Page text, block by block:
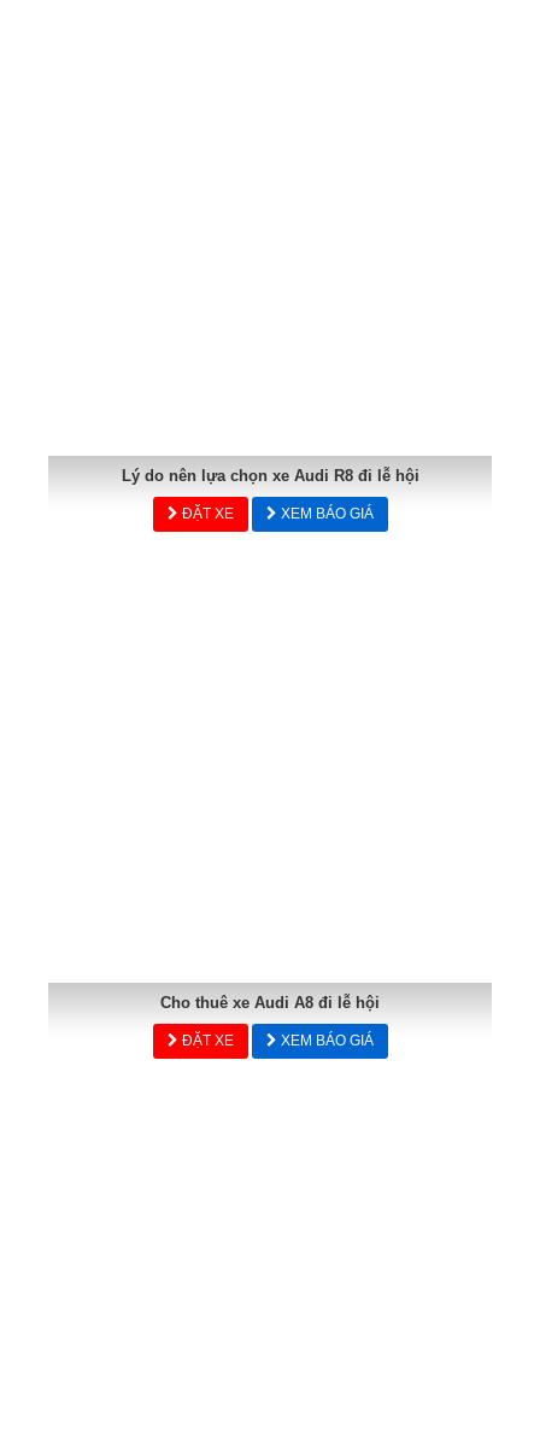
Lý do nên lựa chọn xe Audi R8 đi lễ hội
ĐẶT XE XEM BÁO GIÁ
Cho thuê xe Audi A8 đi lễ hội
ĐẶT XE XEM BÁO GIÁ